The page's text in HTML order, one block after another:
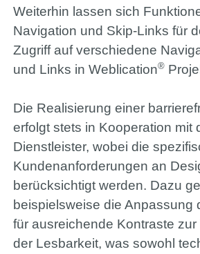
Hilfe
Weiterhin lassen sich
Navigation und Skip-Links für
Zugriff auf verschiedene
und Links in Weblication®
Die Realisierung einer
erfolgt stets in Kooperation mit
Dienstleister, wobei die
Kundenanforderungen an
berücksichtigt werden. Dazu
beispielsweise die Anpassung
für ausreichende Kontraste
der Lesbarkeit, was sowohl